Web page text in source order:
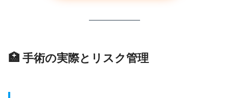
🏥 手術の実際とリスク管理